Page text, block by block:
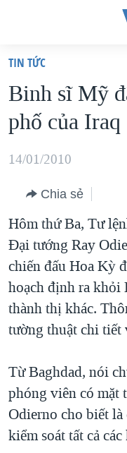
truy
cập
Tới
dung
chính
điều
hướng
chính
Đi
tới
"Tìm"
VIỆT NAM
HOA KỲ
BIỂN ĐÔNG
BLOG
DIỄN ĐÀN
MỤC
TỰ DO BÁO CHÍ
VẠCH TRẦN TIN GIẢ
NGƯỜI VIỆT HẢI
KINH TẾ
KHOA HỌC
SỨC KHOẺ
CHUYÊN ĐỀ
CHIẾN TRANH
MỘT NĂM CHIẾN
GIẢI MÃ VÀNH ĐAI
NGÀY TỊ NẠN THẾ
TRỊNH VĨNH BÌNH -
HỌC TIẾNG ANH
VIDEO
MẠNG XÃ HỘI
TIN TỨC
Binh sĩ Mỹ
phố của Iraq
14/01/2010
Chia sẻ
Hôm thứ Ba, Tư
Đại tướng Ray
chiến đấu Hoa Kỳ
hoạch định ra khỏi
thành thị khác.
tường thuật chi tiết
Từ Baghdad, nói
phóng viên có
Odierno cho biết
kiểm soát tất cả